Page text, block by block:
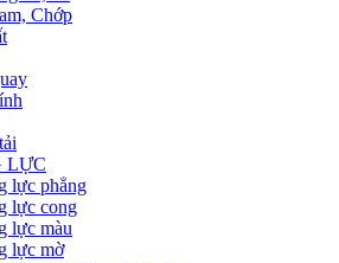
Chớp
LỰC
lực phẳng
lực cong
lực màu
lực mờ